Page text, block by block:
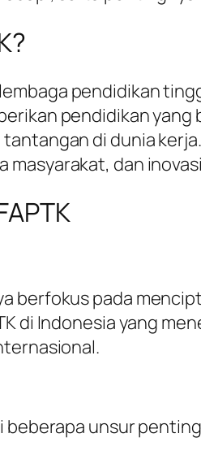
pendidikan
pendidikan
di dunia
masyarakat, dan
berfokus pada
di Indonesia yang
beberapa unsur